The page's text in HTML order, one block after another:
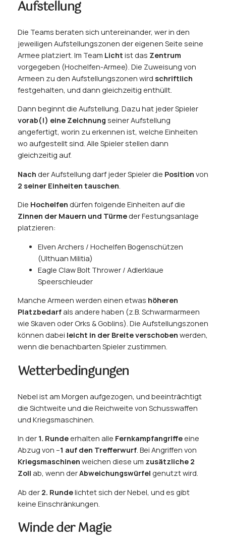
Aufstellung
Die Teams beraten sich untereinander, wer in den
jeweiligen Aufstellungszonen der eigenen Seite seine
Armee platziert. Im Team Licht ist das Zentrum
vorgegeben (Hochelfen-Armee). Die Zuweisung von
Armeen zu den Aufstellungszonen wird schriftlich
festgehalten, und dann gleichzeitig enthüllt.
Dann beginnt die Aufstellung. Dazu hat jeder Spieler
vorab(!) eine Zeichnung seiner Aufstellung
angefertigt, worin zu erkennen ist, welche Einheiten
wo aufgestellt sind. Alle Spieler stellen dann
gleichzeitig auf.
Nach der Aufstellung darf jeder Spieler die Position von
2 seiner Einheiten tauschen.
Die Hochelfen dürfen folgende Einheiten auf die
Zinnen der Mauern und Türmeder Festungsanlage
platzieren:
Elven Archers / Hochelfen Bogenschützen
(Ulthuan Militia)
Eagle Claw Bolt Thrower / Adlerklaue
Speerschleuder
Manche Armeen werden einen etwas höheren
Platzbedarfals andere haben (z.B. Schwarmarmeen
wie Skaven oder Orks & Goblins). Die Aufstellungszonen
können dabei leicht in der Breite verschoben werden,
wenn die benachbarten Spieler zustimmen.
Wetterbedingungen
Nebel ist am Morgen aufgezogen, und beeinträchtigt
die Sichtweite und die Reichweite von Schusswaffen
und Kriegsmaschinen.
In der 1. Rundeerhalten alle Fernkampfangriffeeine
Abzug von –1 auf den Trefferwurf. Bei Angriffen von
Kriegsmaschinen weichen diese um zusätzliche 2
Zoll ab, wenn derAbweichungswürfel genutzt wird.
Ab der 2. Rundelichtet sich der Nebel, und es gibt
keine Einschränkungen.
Winde der Magie